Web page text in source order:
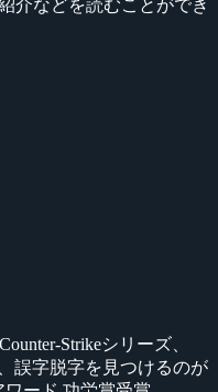
介などを読むことができ
Strikeシリーズ、
誤字脱字を見つけるのが